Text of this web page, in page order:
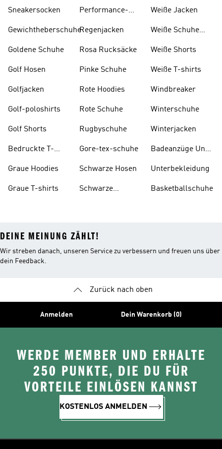
Sneakersocken
Gewichtheberschuhe
Goldene Schuhe
Golf Hosen
Golfjacken
Golf-poloshirts
Golf Shorts
Bedruckte T-
Graue Hoodies
Graue T-shirts
Performance-
Regenjacken
Rosa Rucksäcke
Pinke Schuhe
Rote Hoodies
Rote Schuhe
Rugbyschuhe
Gore-tex-schuhe
Schwarze Hosen
Schwarze
Weiße Jacken
Weiße Schuhe
Weiße Shorts
Weiße T-shirts
Windbreaker
Winterschuhe
Winterjacken
Badeanzüge Und
Unterbekleidung
Basketballschuhe
DEINE MEINUNG ZÄHLT!
Wir streben danach, unseren Service zu verbessern und freuen uns über
dein Feedback.
Zurück nach oben
Anmelden Dein Warenkorb (0)
WERDE MEMBER UND ERHALTE
250 PUNKTE, DIE DU FÜR
VORTEILE EINLÖSEN KANNST
KOSTENLOS ANMELDEN